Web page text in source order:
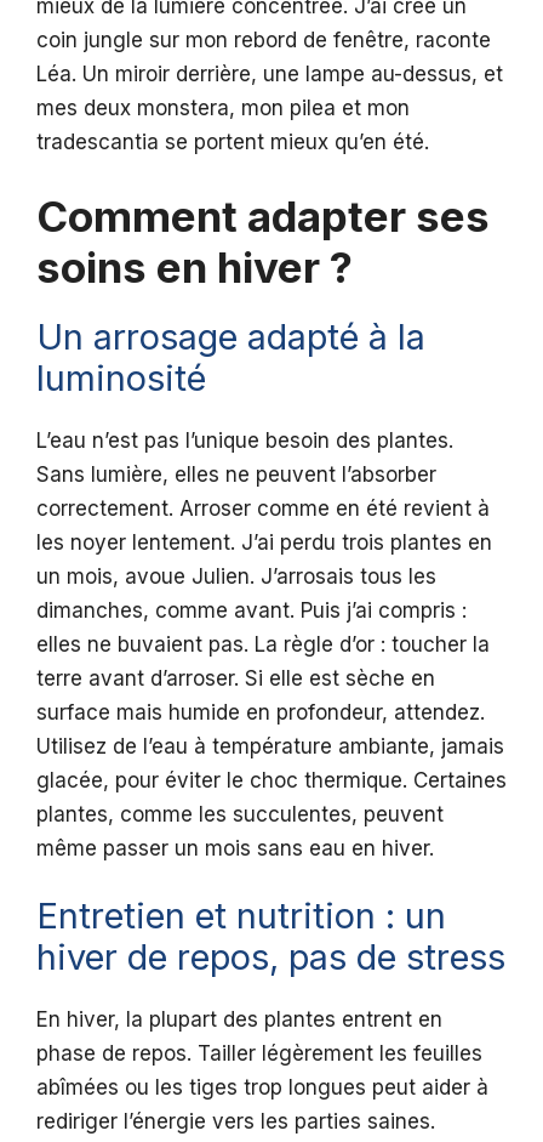
mieux de la lumière concentrée. J’ai créé un
coin jungle sur mon rebord de fenêtre, raconte
Léa. Un miroir derrière, une lampe au-dessus, et
mes deux monstera, mon pilea et mon
tradescantia se portent mieux qu’en été.
Comment adapter ses
soins en hiver ?
Un arrosage adapté à la
luminosité
L’eau n’est pas l’unique besoin des plantes.
Sans lumière, elles ne peuvent l’absorber
correctement. Arroser comme en été revient à
les noyer lentement. J’ai perdu trois plantes en
un mois, avoue Julien. J’arrosais tous les
dimanches, comme avant. Puis j’ai compris :
elles ne buvaient pas. La règle d’or : toucher la
terre avant d’arroser. Si elle est sèche en
surface mais humide en profondeur, attendez.
Utilisez de l’eau à température ambiante, jamais
glacée, pour éviter le choc thermique. Certaines
plantes, comme les succulentes, peuvent
même passer un mois sans eau en hiver.
Entretien et nutrition : un
hiver de repos, pas de stress
En hiver, la plupart des plantes entrent en
phase de repos. Tailler légèrement les feuilles
abîmées ou les tiges trop longues peut aider à
rediriger l’énergie vers les parties saines.